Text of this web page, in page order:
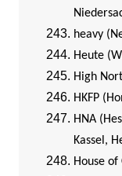
heavy
Heute
High
HKFP
HNA
Kassel,
House of